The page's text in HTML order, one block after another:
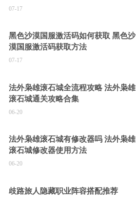
07-17
黑色沙漠国服激活码如何获取 黑色沙
漠国服激活码获取方法
07-17
法外枭雄滚石城全流程攻略 法外枭雄
滚石城通关攻略合集
06-20
法外枭雄滚石城有修改器吗 法外枭雄
滚石城修改器使用方法
06-20
歧路旅人隐藏职业阵容搭配推荐